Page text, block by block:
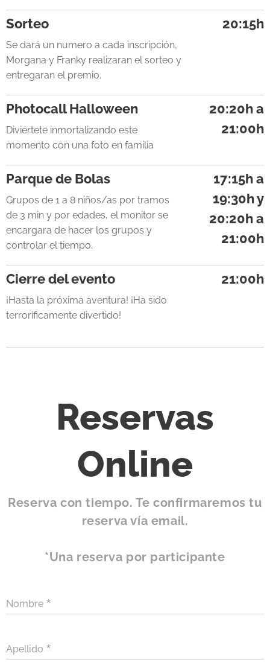
Sorteo
Se dará un numero a cada inscripción,
Morgana y Franky realizaran el sorteo y
entregaran el premio.
20:15h
Photocall Halloween
Diviértete inmortalizando este
momento con una foto en familia
20:20h a
21:00h
Parque de Bolas
Grupos de 1 a 8 niños/as por tramos
de 3 min y por edades, el monitor se
encargara de hacer los grupos y
controlar el tiempo.
17:15h a
19:30h y
20:20h a
21:00h
Cierre del evento
¡Hasta la próxima aventura! ¡Ha sido
terroríficamente divertido!
21:00h
Reservas
Online
Reserva con tiempo. Te confirmaremos tu
reserva vía email.
*Una reserva por participante
Nombre
Apellido